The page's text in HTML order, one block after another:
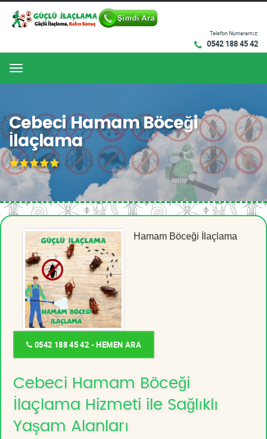
Telefon Numaramız:
0542 188 45 42
Menu
Cebeci Hamam Böceği
İlaçlama
Hamam Böceği İlaçlama
0542 188 45 42 - HEMEN ARA
Cebeci Hamam Böceği
İlaçlama Hizmeti ile Sağlıklı
Yaşam Alanları